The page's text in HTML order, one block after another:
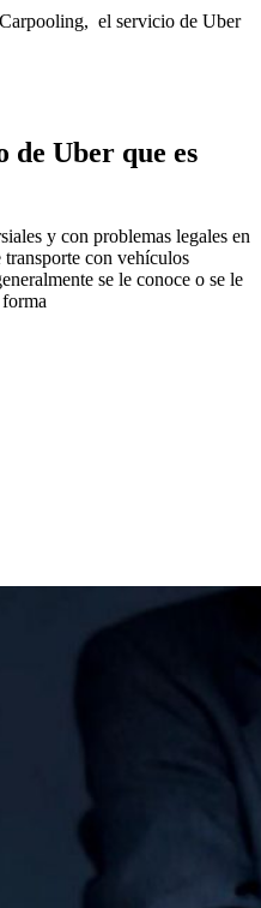
Carpooling, el servicio de Uber
Uber que es
y con problemas legales en
con vehículos
se le conoce o se le